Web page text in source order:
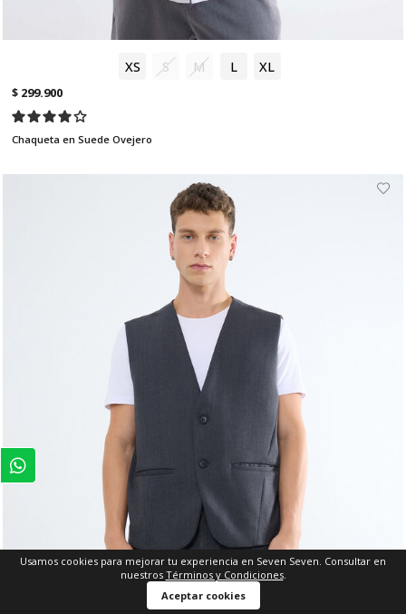
XS S M L XL
$ 299.900
Chaqueta en Suede Ovejero
Usamos cookies para mejorar tu experiencia en Seven Seven. Consultar en
nuestros Términos y Condiciones.
Aceptar cookies